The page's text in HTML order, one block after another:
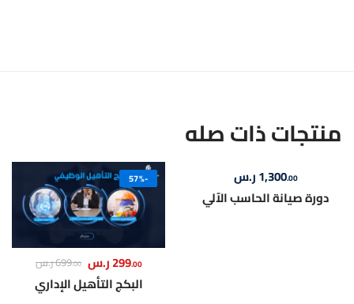
ذات صله
1,300ر.س
دورة صيانة الحاسب الآلي
-57%
299ر.س 699 .00 ر.س
البكج التأهيل الإداري